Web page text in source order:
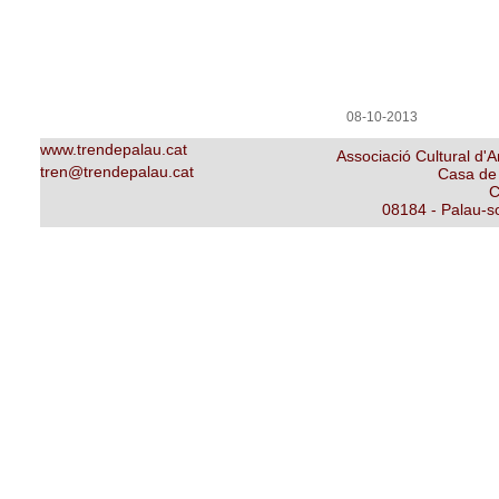
08-10-2013
www.trendepalau.cat
tren@trendepalau.cat
Associació Cultural
Casa
08184 - Palau-